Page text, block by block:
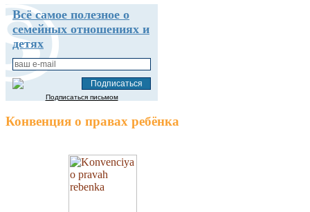
Всё самое полезное о
семейных отношениях и
детях
Подписаться письмом
Конвенция о правах ребёнка